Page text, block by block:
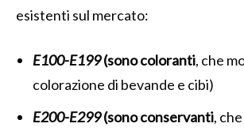
esistenti sul mercato:
E100-E199(sono coloranti, che
colorazione di bevande e cibi)
E200-E299(sono conservanti,